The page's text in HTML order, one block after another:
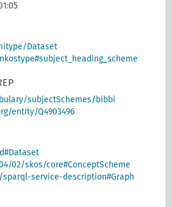
Dataset
subjectSchemes/bibbi
entity/Q4903496
02/skos/core#ConceptScheme
service-description#Graph